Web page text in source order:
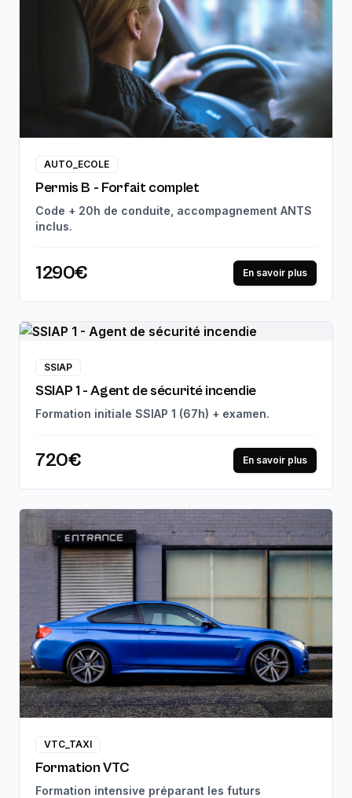
AUTO_ECOLE
Permis B - Forfait complet
Code + 20h de conduite, accompagnement ANTS
inclus.
1290€ En savoir plus
SSIAP
SSIAP 1 - Agent de sécurité incendie
Formation initiale SSIAP 1 (67h) + examen.
720€ En savoir plus
VTC_TAXI
Formation VTC
Formation intensive préparant les futurs